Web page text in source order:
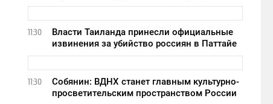
11:30
Власти Таиланда принесли официальные
извинения за убийство россиян в Паттайе
11:30
Собянин: ВДНХ станет главным культурно-
просветительским пространством России